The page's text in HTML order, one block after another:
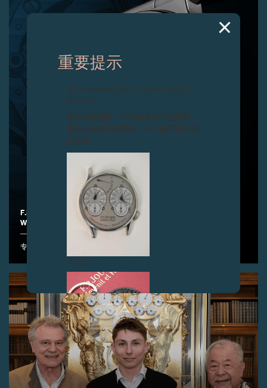
F.P.JOURNE隆重推出CHRONOMÈTRE FURTIF BLEU ONLY
WATCH 2024特别版腕表
专为Only Watch 慈善拍卖 2024创制的Chronomètre Furtif Bleu
重要提示
图片中的时钟及相关产品均为伪冒品，
致各位收藏家：由于伪冒品日益增加，
请务必保持高度警觉，并于购买前与我
们联系。
伪冒品